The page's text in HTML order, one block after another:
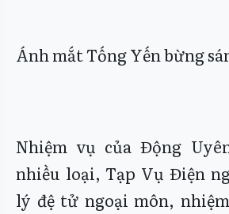
Ánh mắt Tống Yến bừng
Nhiệm vụ của Động
nhiều loại, Tạp Vụ Điện
lý đệ tử ngoại môn,